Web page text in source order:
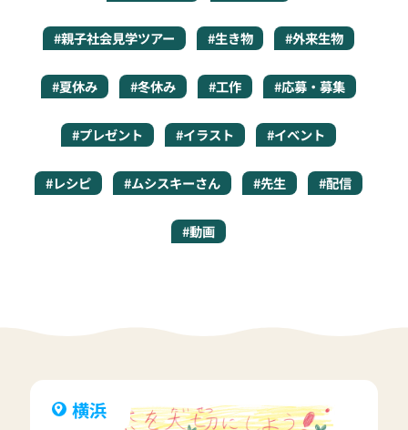
#親子社会見学ツアー #生き物 #外来生物
#夏休み #冬休み #工作 #応募・募集
#プレゼント #イラスト #イベント
#レシピ #ムシスキーさん #先生 #配信
#動画
横浜